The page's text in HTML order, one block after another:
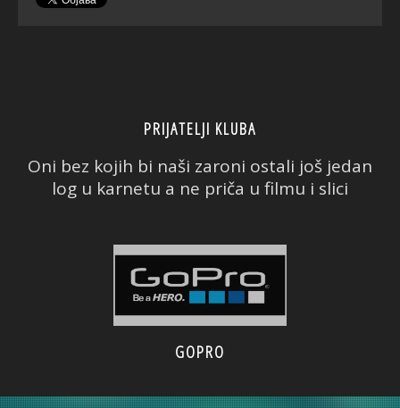
PRIJATELJI KLUBA
Oni bez kojih bi naši zaroni ostali još jedan
log u karnetu a ne priča u filmu i slici
GOPRO